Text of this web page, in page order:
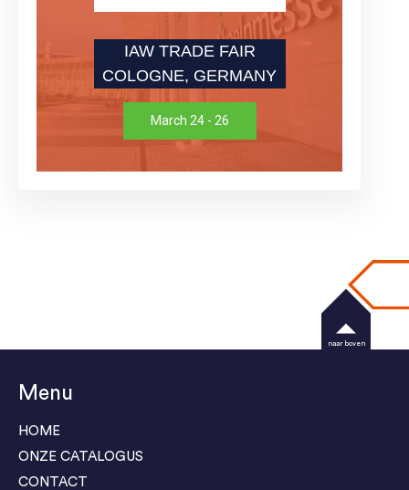
IAW TRADE FAIR
COLOGNE, GERMANY
March 24 - 26
Menu
HOME
ONZE CATALOGUS
CONTACT
naar boven